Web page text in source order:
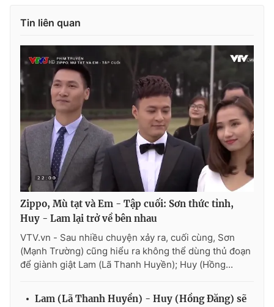
Tin liên quan
Zippo, Mù tạt và Em - Tập cuối: Sơn thức tỉnh,
Huy - Lam lại trở về bên nhau
VTV.vn - Sau nhiều chuyện xảy ra, cuối cùng, Sơn
(Mạnh Trường) cũng hiểu ra không thể dùng thủ đoạn
để giành giật Lam (Lã Thanh Huyền); Huy (Hồng...
Lam (Lã Thanh Huyền) - Huy (Hồng Đăng) sẽ